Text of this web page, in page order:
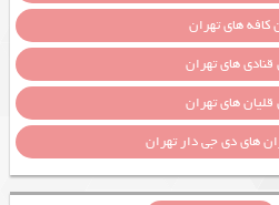
کافه های تهران
قنادی های تهران
قلیان های تهران
های دی جی دار تهران